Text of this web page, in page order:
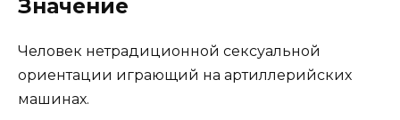
Значение
Человек нетрадиционной сексуальной
ориентации играющий на артиллерийских
машинах.